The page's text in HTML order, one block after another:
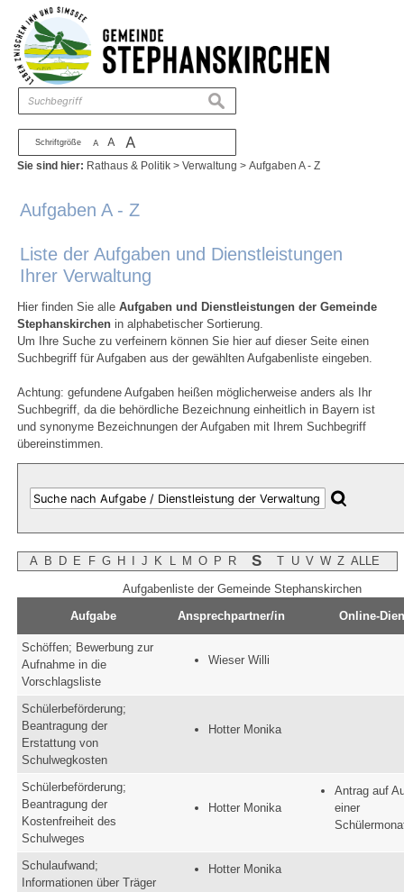
Zum Inhalt ,zur Navigation
Schriftgröße A A A
suchen
Sie sind hier: Rathaus & Politik >Verwaltung >Aufgaben A - Z
Aufgaben A - Z
Liste der Aufgaben und Dienstleistungen
Ihrer Verwaltung
Hier finden Sie alleAufgaben und Dienstleistungen der Gemeinde
Stephanskirchen in alphabetischer Sortierung.
Um Ihre Suche zu verfeinern können Sie hier auf dieser Seite einen
Suchbegriff für Aufgaben aus der gewählten Aufgabenliste eingeben.
Achtung: gefundene Aufgaben heißen möglicherweise anders als Ihr
Suchbegriff, da die behördliche Bezeichnung einheitlich in Bayern ist
und synonyme Bezeichnungen der Aufgaben mit Ihrem Suchbegriff
übereinstimmen.
A B D E F G H J K M O P R S T U V W Z ALLE
Aufgabenliste der Gemeinde Stephanskirchen
Aufgabe
Ansprechpartner/in Online-
Schöffen; Bewerbung zur
Aufnahme in die
Vorschlagsliste
Wieser Willi
Schülerbeförderung;
Beantragung der
Erstattung von
Schulwegkosten
Hotter Monika
Schülerbeförderung;
Beantragung der
Kostenfreiheit des
Schulweges
Hotter Monika
Antrag auf
einer
Schulaufwand;
Informationen über Träger
Hotter Monika